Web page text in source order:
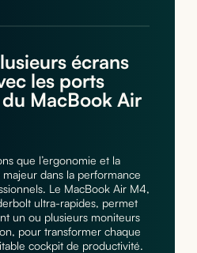
écrans
les ports
MacBook Air
que l’ergonomie et la
dans la performance
Le MacBook Air M4,
ultra-rapides, permet
un ou plusieurs moniteurs
pour transformer chaque
cockpit de productivité.